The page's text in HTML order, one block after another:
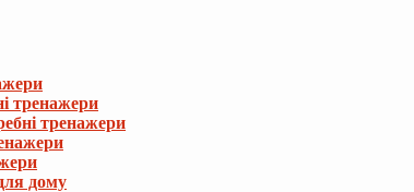
тренажери
тренажери
дому